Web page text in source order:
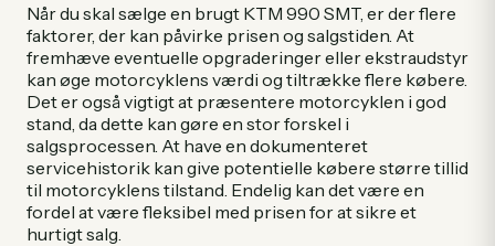
Når du skal sælge en brugt KTM 990 SMT, er der flere
faktorer, der kan påvirke prisen og salgstiden. At
fremhæve eventuelle opgraderinger eller ekstraudstyr
kan øge motorcyklens værdi og tiltrække flere købere.
Det er også vigtigt at præsentere motorcyklen i god
stand, da dette kan gøre en stor forskel i
salgsprocessen. At have en dokumenteret
servicehistorik kan give potentielle købere større tillid
til motorcyklens tilstand. Endelig kan det være en
fordel at være fleksibel med prisen for at sikre et
hurtigt salg.